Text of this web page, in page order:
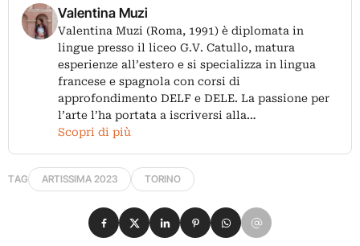
Valentina Muzi
Valentina Muzi (Roma, 1991) è diplomata in
lingue presso il liceo G.V. Catullo, matura
esperienze all’estero e si specializza in lingua
francese e spagnola con corsi di
approfondimento DELF e DELE. La passione per
l’arte l’ha portata a iscriversi alla…
Scopri di più
TAG ARTISSIMA 2023 TORINO
Condividi su Facebook
Condividi su X
Condividi su LinkedIn
Condividi su Pinterest
Condividi su WhatsApp
Condividi su Email